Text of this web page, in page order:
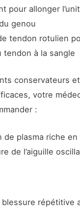
pour allonger
genou
tendon rotulien
tendon à la sangle
conservateurs
votre
:
de plasma riche
de l’aiguille
blessure répétitive